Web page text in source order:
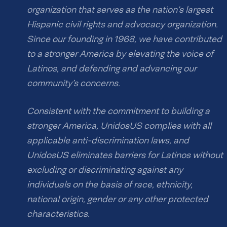
organization that serves as the nation’s largest
Hispanic civil rights and advocacy organization.
Since our founding in 1968, we have contributed
to a stronger America by elevating the voice of
Latinos, and defending and advancing our
community’s concerns.
Consistent with the commitment to building a
stronger America, UnidosUS complies with all
applicable anti-discrimination laws, and
UnidosUS eliminates barriers for Latinos without
excluding or discriminating against any
individuals on the basis of race, ethnicity,
national origin, gender or any other protected
characteristics.